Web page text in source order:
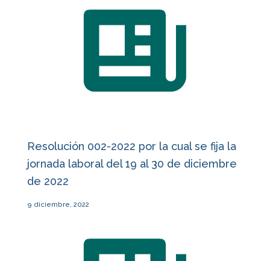
Resolución 002-2022 por la cual se fija la
jornada laboral del 19 al 30 de diciembre
de 2022
9 diciembre, 2022